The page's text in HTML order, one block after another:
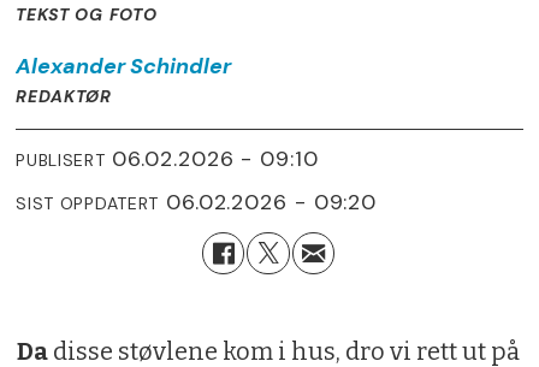
TEKST OG FOTO
AlexanderSchindler
REDAKTØR
PUBLISERT 06.02.2026 - 09:10
SIST OPPDATERT 06.02.2026 - 09:20
Da disse støvlene kom i hus, dro vi rett ut på